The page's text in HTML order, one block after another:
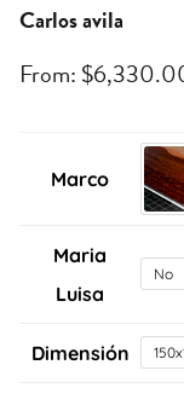
Carlos avila
From: $
Marco
Maria
Luisa
No
Dimensión